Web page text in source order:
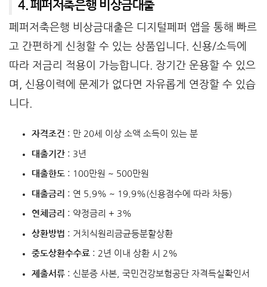
4. 페퍼저축은행 비상금대출
페퍼저축은행 비상금대출은 디지털페퍼 앱을 통해 빠르
고 간편하게 신청할 수 있는 상품입니다. 신용/소득에
따라 저금리 적용이 가능합니다. 장기간 운용할 수 있으
며, 신용이력에 문제가 없다면 자유롭게 연장할 수 있습
니다.
자격조건 : 만 20세 이상 소액 소득이 있는 분
대출기간: 3년
대출한도: 100만원 ~ 500만원
대출금리 : 연 5.9% ~ 19.9%(신용점수에 따라 차등)
연체금리 : 약정금리 + 3%
상환방법 : 거치식원리금균등분할상환
중도상환수수료: 2년 이내 상환 시 2%
제출서류: 신분증 사본, 국민건강보험공단 자격득실확인서